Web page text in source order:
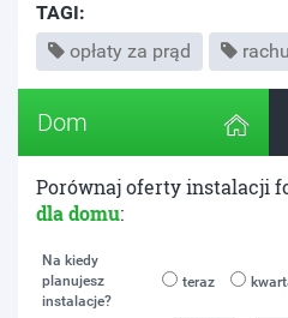
TAGI:
opłaty za prąd
Dom
Porównaj oferty instalacji
dla domu:
Na kiedy
planujesz
instalacje?
teraz